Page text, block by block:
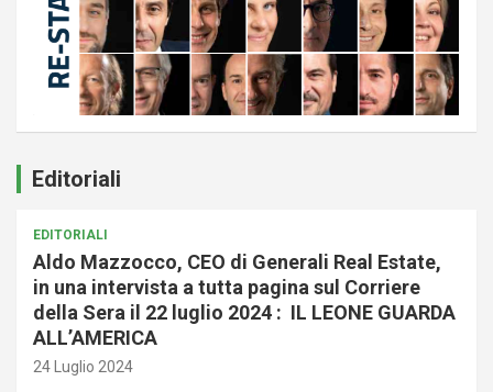
Editoriali
EDITORIALI
Aldo Mazzocco, CEO di Generali Real Estate,
in una intervista a tutta pagina sul Corriere
della Sera il 22 luglio 2024 : IL LEONE GUARDA
ALL’AMERICA
24 Luglio 2024